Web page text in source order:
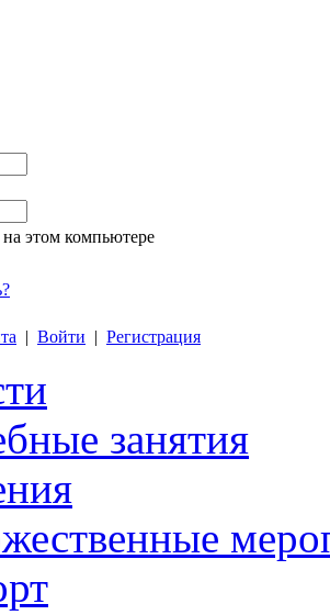
этом компьютере
| Войти | Регистрация
занятия